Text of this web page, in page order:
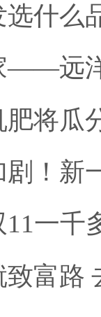
什么
——远
将瓜
！新
一千
富路